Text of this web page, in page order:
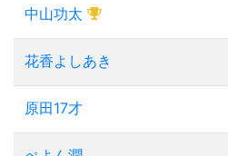
中山功太
花香よしあき
原田17才